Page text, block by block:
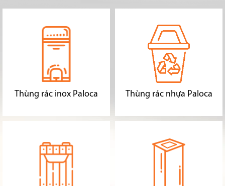
Thùng rác inox Paloca Thùng rác nhựa Paloca